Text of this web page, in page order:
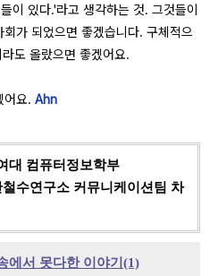
이 있다.'라고 생각하는 것. 그것들이
가 되었으면 좋겠습니다. 구체적으
도 올랐으면 좋겠어요.
어요. Ahn
대 컴퓨터정보학부
수연구소 커뮤니케이션팀 차
에서 못다한 이야기(1)